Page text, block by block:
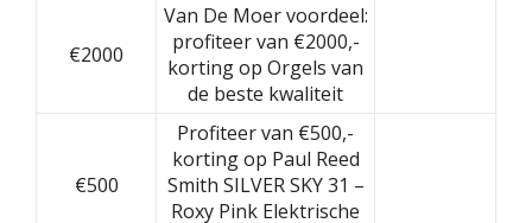
€2000
Van De Moer voordeel:
profiteer van €2000,-
korting op Orgels van
de beste kwaliteit
€500
Profiteer van €500,-
korting op Paul Reed
Smith SILVER SKY 31 –
Roxy Pink Elektrische